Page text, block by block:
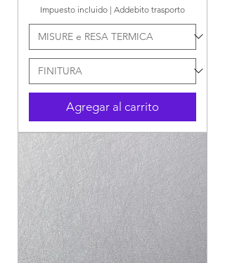
Impuesto incluido | Addebito trasporto
Agregar al carrito